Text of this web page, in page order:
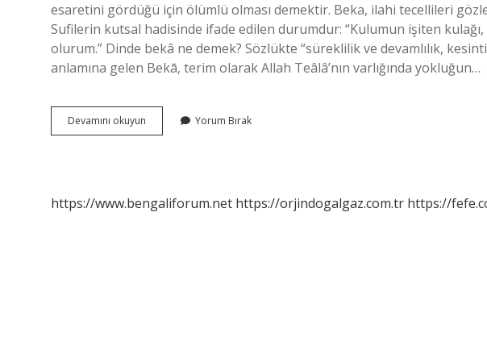
esaretini gördüğü için ölümlü olması demektir. Beka, ilahi tecellileri
Sufilerin kutsal hadisinde ifade edilen durumdur: “Kulumun işiten
olurum.” Dinde bekâ ne demek? Sözlükte “süreklilik ve devamlılık,
anlamına gelen Bekā, terim olarak Allah Teâlâ’nın varlığında yokluğun…
Devamını okuyun Tasavvufta
Bekā
Yorum Bırak
https://www.bengaliforum.net https://orjindogalgaz.com.tr https://